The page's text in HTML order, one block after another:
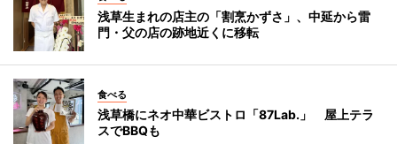
浅草生まれの店主の「割烹かずさ」、中延から雷
門・父の店の跡地近くに移転
食べる
浅草橋にネオ中華ビストロ「87Lab.」 屋上テラ
スでBBQも